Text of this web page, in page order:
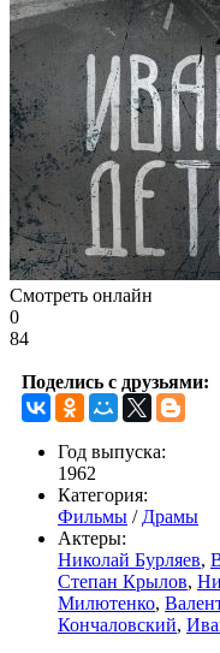
Смотреть онлайн
0
84
Поделись с друзьями:
Год выпуска:
1962
Категория:
Фильмы / Драмы
Актеры:
Николай Бурляев,
Степан Крылов,
Милютенко,
Кончаловский,